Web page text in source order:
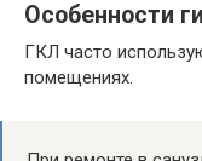
Особенности
ГКЛ часто
помещениях.